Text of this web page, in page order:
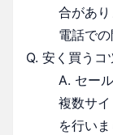
合があ
電話での
Q. 安く買うコ
A. セー
複数サ
を行いま